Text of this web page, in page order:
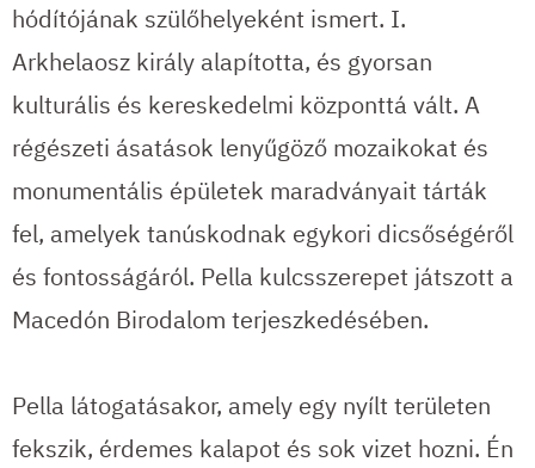
hódítójának szülőhelyeként ismert. I.
Arkhelaosz király alapította, és gyorsan
kulturális és kereskedelmi központtá vált. A
régészeti ásatások lenyűgöző mozaikokat és
monumentális épületek maradványait tárták
fel, amelyek tanúskodnak egykori dicsőségéről
és fontosságáról. Pella kulcsszerepet játszott a
Macedón Birodalom terjeszkedésében.
Pella látogatásakor, amely egy nyílt területen
fekszik, érdemes kalapot és sok vizet hozni. Én